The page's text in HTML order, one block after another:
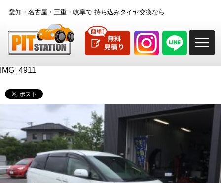
愛知・名古屋・三重・岐阜で持ち込みタイヤ交換なら
IMG_4911